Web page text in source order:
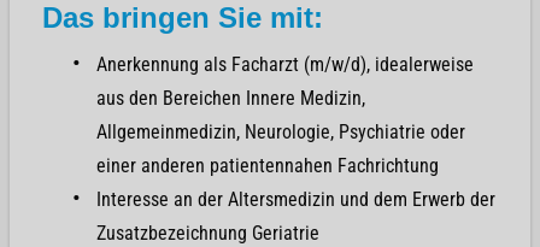
Das bringen Sie mit:
Anerkennung als Facharzt (m/w/d), idealerweise
aus den Bereichen Innere Medizin,
Allgemeinmedizin, Neurologie, Psychiatrie oder
einer anderen patientennahen Fachrichtung
Interesse an der Altersmedizin und dem Erwerb der
Zusatzbezeichnung Geriatrie